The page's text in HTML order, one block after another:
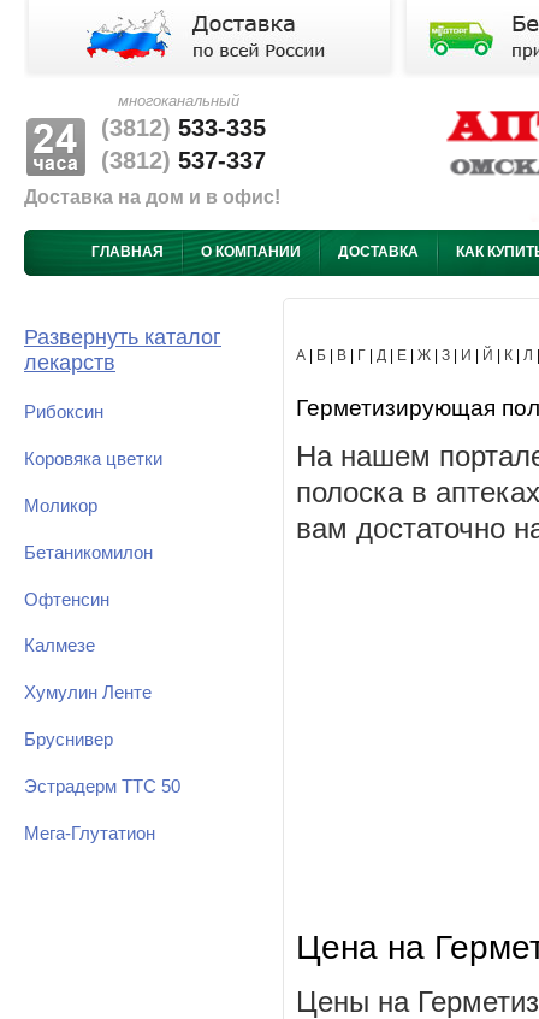
многоканальный
(3812) 533-335
(3812) 537-337
Доставка на дом и в офис!
ГЛАВНАЯ О КОМПАНИИ ДОСТАВКА КАК
Развернуть каталог
лекарств
Рибоксин
Коровяка цветки
Моликор
Бетаникомилон
Офтенсин
Калмезе
Хумулин Ленте
Бруснивер
Эстрадерм ТТС 50
Мега-Глутатион
А Б В Г Д Е Ж З И Й К Л
Герметизирующая
На нашем
полоска в
вам достаточно
Цена на
Цены на